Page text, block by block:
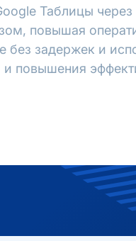
Таблицы через
повышая
задержек и
и повышения